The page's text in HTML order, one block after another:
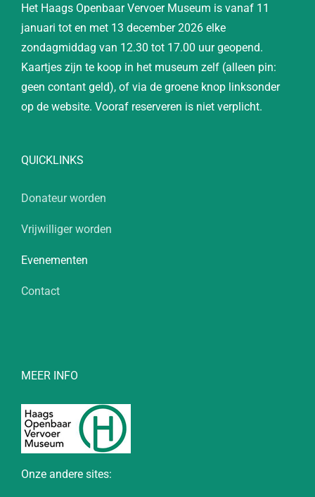
Het Haags Openbaar Vervoer Museum is vanaf 11
januari tot en met 13 december 2026 elke
zondagmiddag van 12.30 tot 17.00 uur geopend.
Kaartjes zijn te koop in het museum zelf (alleen pin:
geen contant geld), of via de groene knop linksonder
op de website. Vooraf reserveren is niet verplicht.
QUICKLINKS
Donateur worden
Vrijwilliger worden
Evenementen
Contact
MEER INFO
Onze andere sites: